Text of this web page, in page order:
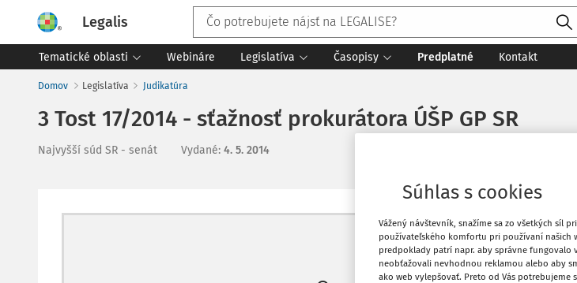
Legalis
Tematické oblasti Webináre Legislatíva Časopisy Predplatné Kontakt
Domov Legislatíva Judikatúra
3 Tost 17/2014 - sťažnosť prokurátora ÚŠP GP SR
Najvyšší súd SR - senát Vydané: 4. 5. 2014
Máte predplatné? Prihláste sa
Súhlas s cookies
Vážený návštevník, snažíme sa zo všetkých síl
používateľského komfortu pri používaní našich
predpoklady patrí napr. aby správne fungovalo
neobťažovali nevhodnou reklamou alebo aby
ako web vylepšovať. Preto od Vás potrebujeme